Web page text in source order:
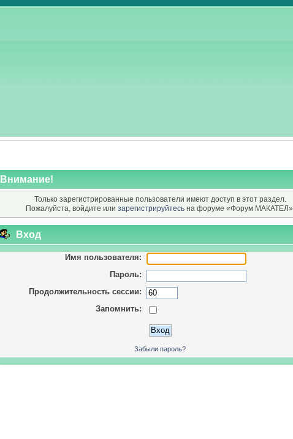
Внимание!
Только зарегистрированные пользователи имеют доступ в этот раздел.
Пожалуйста, войдите или зарегистрируйтесьна форуме «Форум МАКАТЕЛ».
Вход
Имя пользователя:
Пароль:
Продолжительность сессии:
Запомнить:
Забыли пароль?